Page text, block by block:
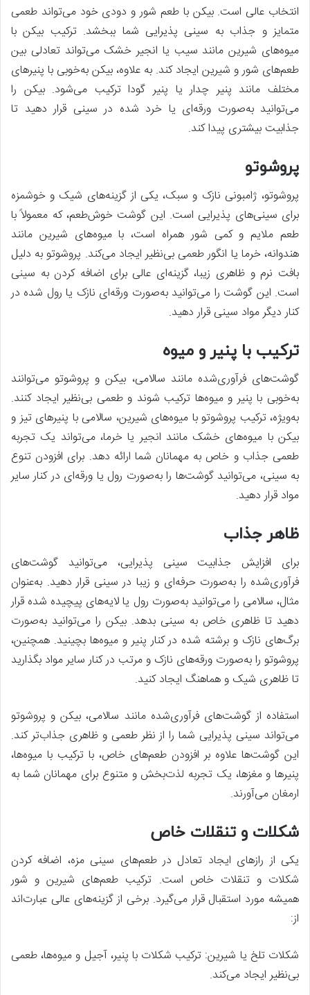
انتخاب عالی است. بیکن با طعم شور و دودی خود می‌تواند طعمی
متمایز و جذاب به سینی پذیرایی شما ببخشد. ترکیب بیکن با
میوه‌های شیرین مانند سیب یا انجیر خشک می‌تواند تعادلی بین
طعم‌های شور و شیرین ایجاد کند. به علاوه، بیکن به‌خوبی با پنیرهای
مختلف مانند پنیر چدار یا پنیر گودا ترکیب می‌شود. بیکن را
می‌توانید به‌صورت ورقه‌ای یا خرد شده در سینی قرار دهید تا
جذابیت بیشتری پیدا کند.
پروشوتو
پروشوتو، ژامبونی نازک و سبک، یکی از گزینه‌های شیک و خوشمزه
برای سینی‌های پذیرایی است. این گوشت خوش‌طعم، که معمولاً با
طعم ملایم و کمی شور همراه است، با میوه‌های شیرین مانند
هندوانه، خرما یا انگور طعمی بی‌نظیر ایجاد می‌کند. پروشوتو به دلیل
بافت نرم و ظاهری زیبا، گزینه‌ای عالی برای اضافه کردن به سینی
است. این گوشت را می‌توانید به‌صورت ورقه‌ای نازک یا رول شده در
کنار دیگر مواد سینی قرار دهید.
ترکیب با پنیر و میوه
گوشت‌های فرآوری‌شده مانند سالامی، بیکن و پروشوتو می‌توانند
به‌خوبی با پنیر و میوه‌ها ترکیب شوند و طعمی بی‌نظیر ایجاد کنند.
به‌ویژه، ترکیب پروشوتو با میوه‌های شیرین، سالامی با پنیرهای تیز و
بیکن با میوه‌های خشک مانند انجیر یا خرما، می‌تواند یک تجربه
طعمی جذاب و خاص به مهمانان شما ارائه دهد. برای افزودن تنوع
به سینی، می‌توانید گوشت‌ها را به‌صورت رول یا ورقه‌ای در کنار سایر
مواد قرار دهید.
ظاهر جذاب
برای افزایش جذابیت سینی پذیرایی، می‌توانید گوشت‌های
فرآوری‌شده را به‌صورت حرفه‌ای و زیبا در سینی قرار دهید. به‌عنوان
مثال، سالامی را می‌توانید به‌صورت رول یا لایه‌های پیچیده شده قرار
دهید تا ظاهری خاص به سینی بدهد. بیکن را می‌توانید به‌صورت
برگ‌های نازک و برشته شده در کنار پنیر و میوه‌ها بچینید. همچنین،
پروشوتو را به‌صورت ورقه‌های نازک و مرتب در کنار سایر مواد بگذارید
تا ظاهری شیک و هماهنگ ایجاد کنید.
استفاده از گوشت‌های فرآوری‌شده مانند سالامی، بیکن و پروشوتو
می‌تواند سینی پذیرایی شما را از نظر طعمی و ظاهری جذاب‌تر کند.
این گوشت‌ها علاوه بر افزودن طعم‌های خاص، با ترکیب با میوه‌ها،
پنیرها و مغزها، یک تجربه لذت‌بخش و متنوع برای مهمانان شما به
ارمغان می‌آورند.
شکلات و تنقلات خاص
یکی از رازهای ایجاد تعادل در طعم‌های سینی مزه، اضافه کردن
شکلات و تنقلات خاص است. ترکیب طعم‌های شیرین و شور
همیشه مورد استقبال قرار می‌گیرد. برخی از گزینه‌های عالی عبارت‌اند
از:
شکلات تلخ یا شیرین: ترکیب شکلات با پنیر، آجیل و میوه‌ها، طعمی
بی‌نظیر ایجاد می‌کند.